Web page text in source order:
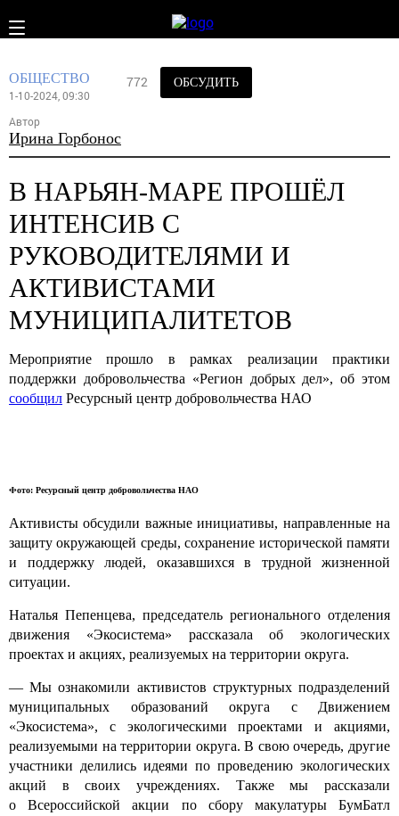
ОБЩЕСТВО
1-10-2024, 09:30
Автор
Ирина Горбонос
772 ОБСУДИТЬ
В НАРЬЯН-МАРЕ ПРОШЁЛ
ИНТЕНСИВ С
РУКОВОДИТЕЛЯМИ И
АКТИВИСТАМИ
МУНИЦИПАЛИТЕТОВ
Мероприятие прошло в рамках реализации практики
поддержки добровольчества «Регион добрых дел», об этом
сообщил Ресурсный центр добровольчества НАО
Фото: Ресурсный центр добровольчества НАО
Активисты обсудили важные инициативы, направленные на
защиту окружающей среды, сохранение исторической памяти
и поддержку людей, оказавшихся в трудной жизненной
ситуации.
Наталья Пепенцева, председатель регионального отделения
движения «Экосистема» рассказала об экологических
проектах и акциях, реализуемых на территории округа.
— Мы ознакомили активистов структурных подразделений
муниципальных образований округа с Движением
«Экосистема», с экологическими проектами и акциями,
реализуемыми на территории округа. В свою очередь, другие
участники делились идеями по проведению экологических
акций в своих учреждениях. Также мы рассказали
о Всероссийской акции по сбору макулатуры БумБатл